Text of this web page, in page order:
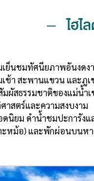
–ไฮไ
เย็นชมทัศนียภาพอันงด
ช้า สะพานแขวน และภูเ
มผัสธรรมชาติของแม่น้
าสตร์และความสงบงาม
ดนิยม ดำน้ำชมปะการัง
าะหม้อ) และพักผ่อนบนห